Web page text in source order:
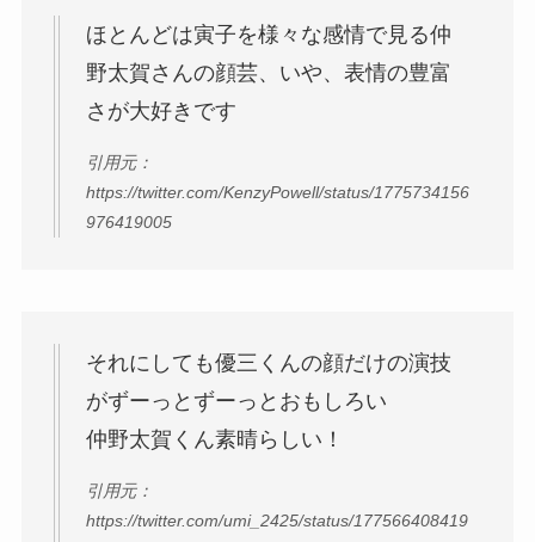
ほとんどは寅子を様々な感情で見る仲
野太賀さんの顔芸、いや、表情の豊富
さが大好きです
引用元：
https://twitter.com/KenzyPowell/status/1775734156
976419005
それにしても優三くんの顔だけの演技
がずーっとずーっとおもしろい
仲野太賀くん素晴らしい！
引用元：
https://twitter.com/umi_2425/status/177566408419